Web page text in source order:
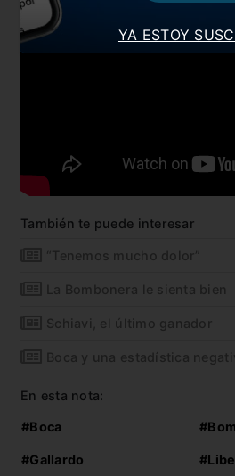
También te puede interesar
“Tenemos mucho dolor”
La Bombonera le sienta bien
Schiavi, el último ganador
Boca y una estadística
En esta nota:
#Boca
#Gallardo
YA ESTOY